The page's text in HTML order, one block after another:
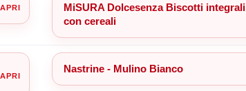
MiSURA Dolcesenza Biscotti integrali
con cereali
Nastrine - Mulino Bianco